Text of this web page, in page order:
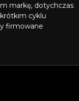
markę, dotychczas
cyklu
firmowane